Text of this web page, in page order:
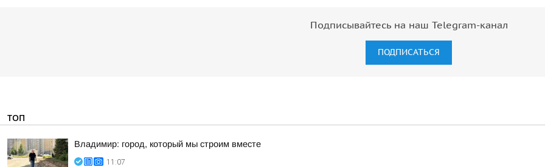
Подписывайтесь на наш Telegram-канал
ПОДПИСАТЬСЯ
ТОП
Владимир: город, который мы строим вместе
11:07